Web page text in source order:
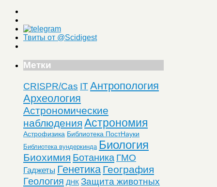
Твиты от @Scidigest
Метки
CRISPR/Cas ITАнтропология
Археология
Астрономические
наблюдения Астрономия
Астрофизика Библиотека ПостНауки
Библиотека вундеркинда Биология
Биохимия Ботаника ГМО
Гаджеты Генетика География
Геология ДНК Защита животных